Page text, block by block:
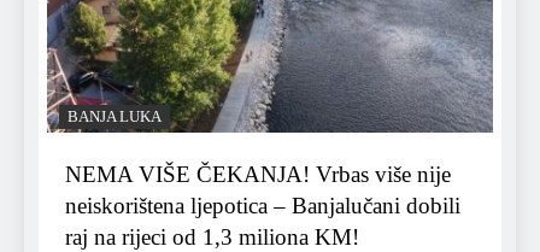
BANJA LUKA
NEMA VIŠE ČEKANJA! Vrbas više nije
neiskorištena ljepotica – Banjalučani dobili
raj na rijeci od 1,3 miliona KM!